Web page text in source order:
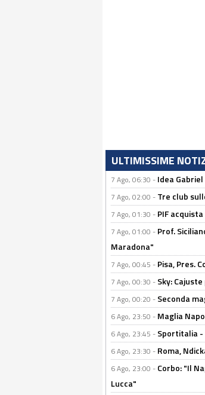
ULTIMISSIME
7 Ago, 06:30 - Idea
7 Ago, 02:00 - Tre club
7 Ago, 01:30 - PIF
7 Ago, 01:00 - Prof.
Maradona"
7 Ago, 00:45 - Pisa, Pres.
7 Ago, 00:30 - Sky:
7 Ago, 00:20 - Seconda
6 Ago, 23:50 - Maglia
6 Ago, 23:45 - Sportitalia -
6 Ago, 23:30 - Roma,
6 Ago, 23:00 - Corbo: "Il
Lucca"